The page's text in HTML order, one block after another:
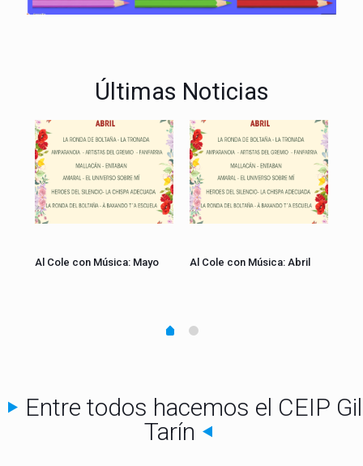
Últimas Noticias
Al Cole con Música: Mayo Al Cole con Música: Abril
Entre todos hacemos el CEIP Gil
Tarín